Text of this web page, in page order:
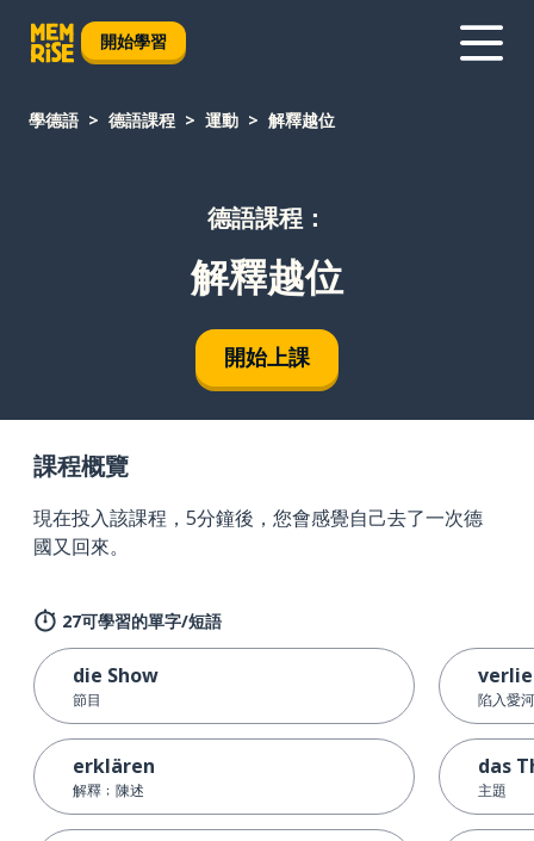
開始學習
學德語 德語課程 運動 解釋越位
德語課程：
解釋越位
開始上課
課程概覽
現在投入該課程，5分鐘後，您會感覺自己去了一次德
國又回來。
27可學習的單字/短語
die Show
節目
erklären
解釋﹔陳述
陷入愛
das
主題